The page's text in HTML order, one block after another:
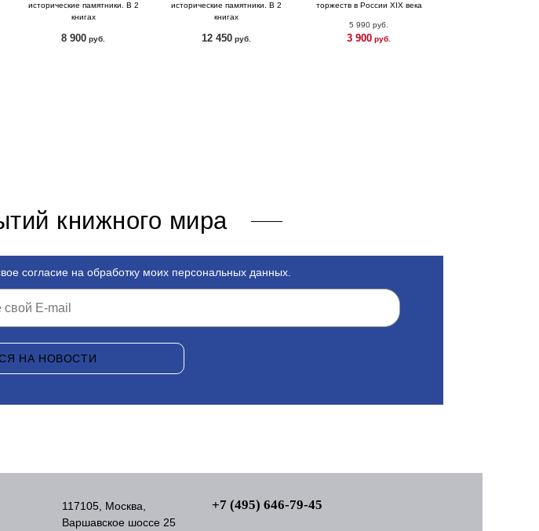
исторические памятники. В 2
книгах
8 900 руб.
исторические памятники. В 2
книгах
12 450 руб.
торжеств в России XIX века
5 990 руб.
3 900 руб.
книжного мира
согласие на обработку моих персональных данных.
НА НОВОСТИ
117105, Москва,
Варшавское шоссе 25
+7 (495) 646-79-45